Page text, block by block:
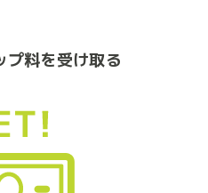
プ料を受け取る